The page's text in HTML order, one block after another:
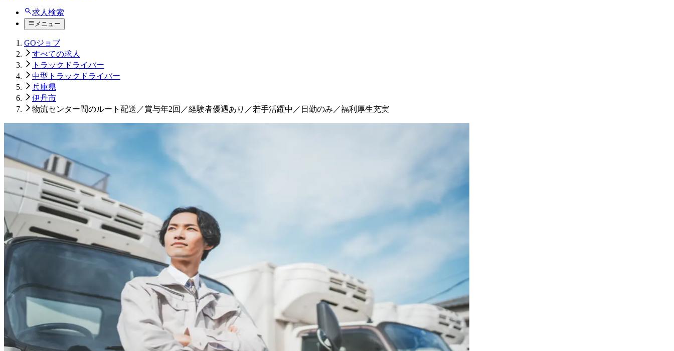
求人検索
メニュー
GOジョブ
すべての求人
トラックドライバー
中型トラックドライバー
兵庫県
伊丹市
物流センター間のルート配送／賞与年2回／経験者優遇あり／若手活躍中／日勤のみ／福利厚生充実